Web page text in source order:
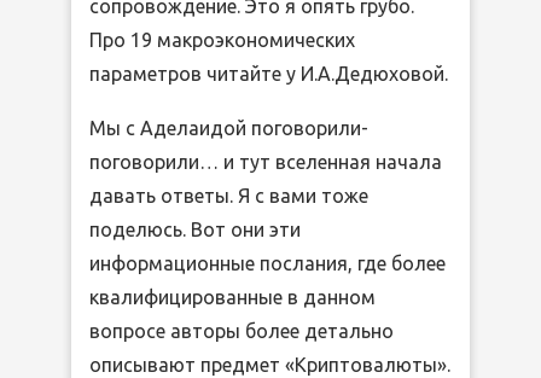
сопровождение. Это я опять грубо.
Про 19 макроэкономических
параметров читайте у И.А.Дедюховой.
Мы с Аделаидой поговорили-
поговорили… и тут вселенная начала
давать ответы. Я с вами тоже
поделюсь. Вот они эти
информационные послания, где более
квалифицированные в данном
вопросе авторы более детально
описывают предмет «Криптовалюты».